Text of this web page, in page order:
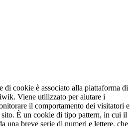
di cookie è associato alla piattaforma di
Viene utilizzato per aiutare i
il comportamento dei visitatori e
È un cookie di tipo pattern, in cui il
una breve serie di numeri e lettere, che